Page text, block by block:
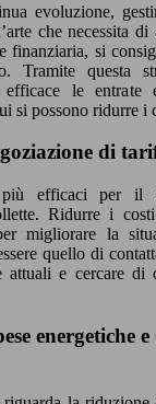
evoluzione,
che necessita
finanziaria, si
Tramite questa
efficace le
si possono ridurre i
di
efficaci per il
Ridurre i
migliorare la
quello di
attuali e cercare di
energetiche